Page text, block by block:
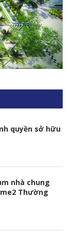
quyền sở hữu
nhà chung
Thường